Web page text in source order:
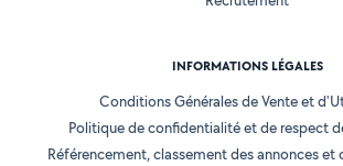
INFORMATIONS LÉGALES
Conditions Générales de Vente et
Politique de confidentialité et de respect
Référencement, classement des annonces et